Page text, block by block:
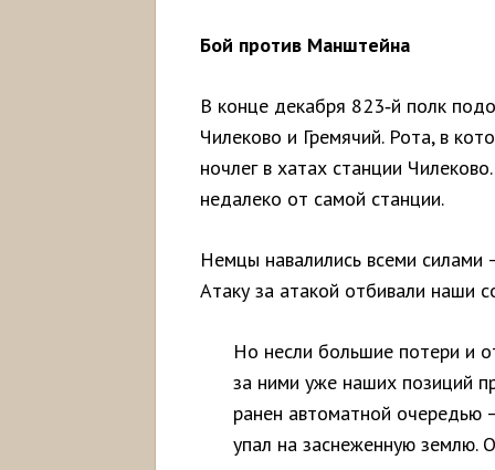
Бой против Манштейна
В конце декабря 823‑й полк
Чилеково и Гремячий. Рота, в
ночлег в хатах станции
недалеко от самой станции.
Немцы навалились всеми силами
Атаку за атакой отбивали наши
Но несли большие потери и
за ними уже наших позиций
ранен автоматной очередью
упал на заснеженную землю.